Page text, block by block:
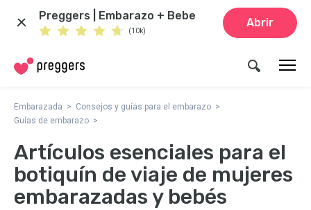
Preggers | Embarazo + Bebe
(10k)
Abrir
Embarazada
Consejos y guías para el embarazo
Guías de embarazo
Artículos esenciales para el
botiquín de viaje de mujeres
embarazadas y bebés